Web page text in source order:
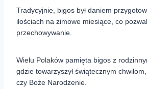
Tradycyjnie, bigos był daniem
ilościach na zimowe miesiące, co
przechowywanie.
Wielu Polaków pamięta bigos z
gdzie towarzyszył świątecznym
czy Boże Narodzenie.